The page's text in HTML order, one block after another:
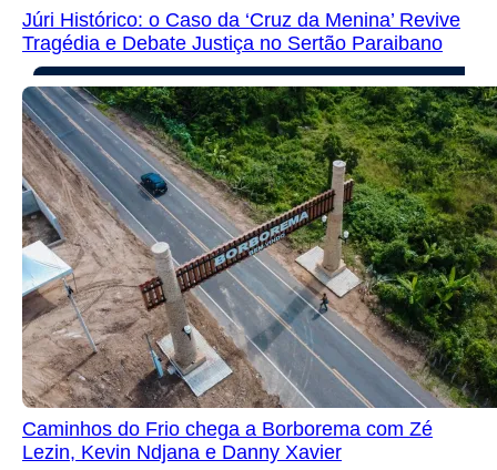
Júri Histórico: o Caso da ‘Cruz da Menina’ Revive
Tragédia e Debate Justiça no Sertão Paraibano
Caminhos do Frio chega a Borborema com Zé
Lezin, Kevin Ndjana e Danny Xavier